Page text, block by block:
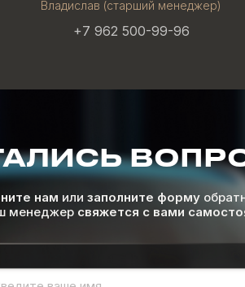
Владислав (старший менеджер)
+7 962 500-99-96
нам или заполните форму
менеджер свяжется с вами